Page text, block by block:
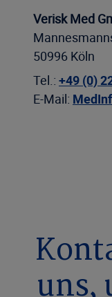
Verisk Med
50996 Köln
Tel.: +49 (0)
E-Mail: